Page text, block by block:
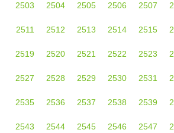
2503 2504 2505 2506 2507
2511 2512 2513 2514 2515
2519 2520 2521 2522 2523
2527 2528 2529 2530 2531
2535 2536 2537 2538 2539
2543 2544 2545 2546 2547